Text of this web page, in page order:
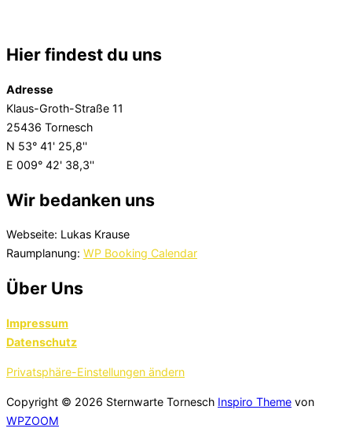
Hier findest du uns
Adresse
Klaus-Groth-Straße 11
25436 Tornesch
N 53° 41' 25,8''
E 009° 42' 38,3''
Wir bedanken uns
Webseite: Lukas Krause
Raumplanung: WP Booking Calendar
Über Uns
Impressum
Datenschutz
Privatsphäre-Einstellungen ändern
Copyright © 2026 Sternwarte Tornesch Inspiro Theme von
WPZOOM